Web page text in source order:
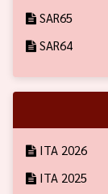
SAR65
SAR64
ITA 2026
ITA 2025